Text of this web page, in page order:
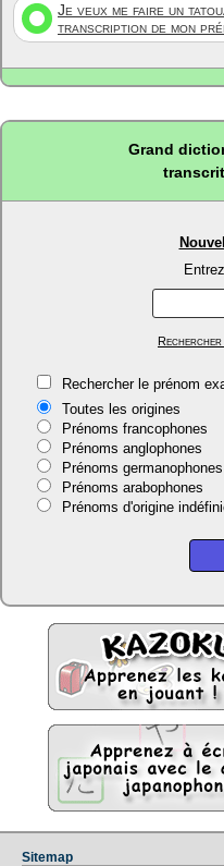
Je veux me faire un
transcription de mon
Grand
Rechercher
Rechercher le prénom
Toutes les origines
Prénoms francophones
Prénoms anglophones
Prénoms germanophones
Prénoms arabophones
Prénoms d'origine
Sitemap